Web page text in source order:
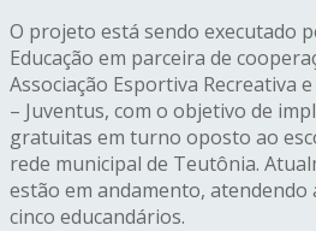
O projeto está sendo executado
Educação em parceira de
Associação Esportiva Recreativa
– Juventus, com o objetivo de
gratuitas em turno oposto ao
rede municipal de Teutônia.
estão em andamento, atendendo
cinco educandários.